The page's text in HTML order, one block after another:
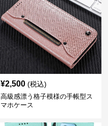
¥2,500 (税込)
高級感漂う格子模様の手帳型ス
マホケース